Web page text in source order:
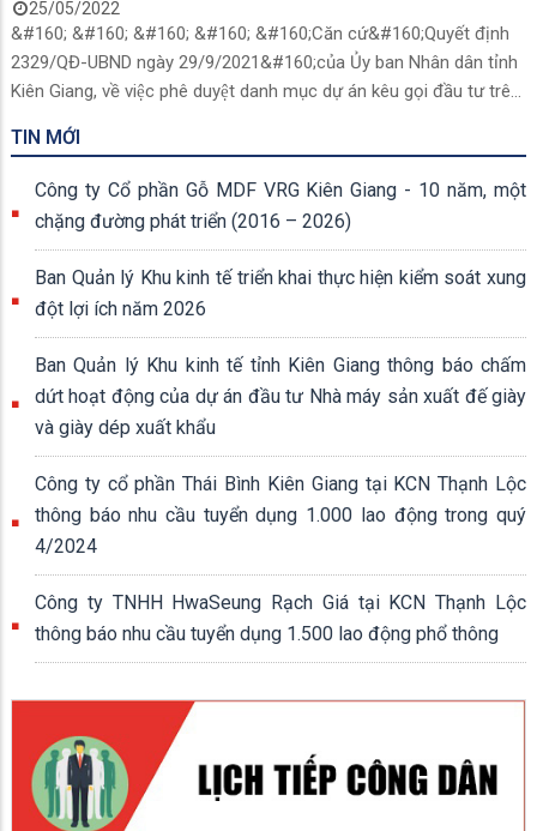
25/05/2022
&#160; &#160; &#160; &#160; &#160;Căn cứ&#160;Quyết định
2329/QĐ-UBND ngày 29/9/2021&#160;của Ủy ban Nhân dân tỉnh
Kiên Giang, về việc phê duyệt danh mục dự án kêu gọi đầu tư trên
đo&#769;co&#769;các dự án kêu gọi đầu tư vào Khu công
nghiệp của tỉnh Kiên Giang, cụ thể:(File đính kèm)
TIN MỚI
Công ty Cổ phần Gỗ MDF VRG Kiên Giang - 10 năm, một
chặng đường phát triển (2016 – 2026)
Ban Quản lý Khu kinh tế triển khai thực hiện kiểm soát xung
đột lợi ích năm 2026
Ban Quản lý Khu kinh tế tỉnh Kiên Giang thông báo chấm
dứt hoạt động của dự án đầu tư Nhà máy sản xuất đế giày
và giày dép xuất khẩu
Công ty cổ phần Thái Bình Kiên Giang tại KCN Thạnh Lộc
thông báo nhu cầu tuyển dụng 1.000 lao động trong quý
4/2024
Công ty TNHH HwaSeung Rạch Giá tại KCN Thạnh Lộc
thông báo nhu cầu tuyển dụng 1.500 lao động phổ thông